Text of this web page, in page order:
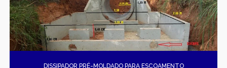
POÇOS DE VISITA PRÉ-MOLDADO
PRÉ FABRICADAS
DISSIPADOR PRÉ-MOLDADO PARA ESCOAMENTO